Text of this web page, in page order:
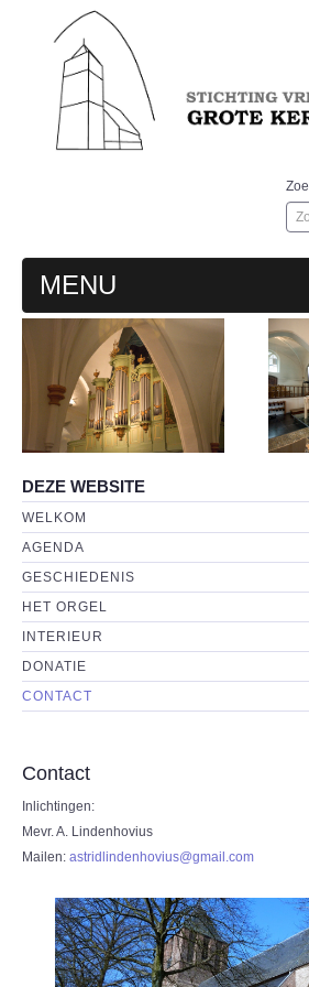
MENU
WELKOM
AGENDA
GESCHIEDENIS
HET ORGEL
INTERIEUR
DONATIE
CONTACT
DEZE WEBSITE
WELKOM
AGENDA
GESCHIEDENIS
HET ORGEL
INTERIEUR
DONATIE
CONTACT
Contact
Inlichtingen:
Mevr. A. Lindenhovius
Mailen: astridlindenhovius@gmail.com